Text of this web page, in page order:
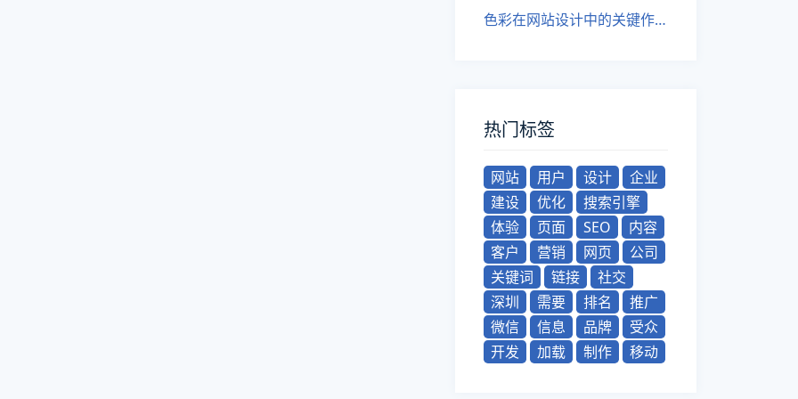
色彩在网站设计中的关键作用
热门标签
网站 用户 设计
企业
建设
优化
搜索引擎
体验
页面 SEO
内容
客户
营销 网页
公司
关键词
链接
社交
深圳
需要 排名
推广
微信
信息 品牌
受众
开发
加载 制作 移动